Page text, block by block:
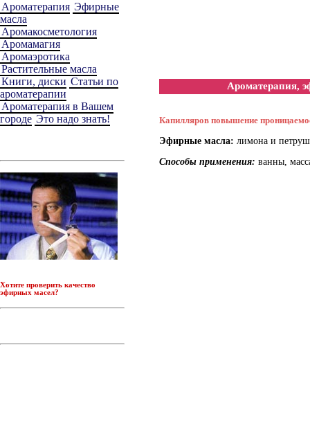
Ароматерапия Эфирные
масла
Аромакосметология
Аромамагия
Аромаэротика
Растительные масла
Книги, диски Статьи по
ароматерапии
Ароматерапия в Вашем
городе Это надо знать!
Хотите проверить качество
эфирных масел?
Ароматерапия,
Капилляров повышение
Эфирные масла: лимона и
Способы применения: ванны,